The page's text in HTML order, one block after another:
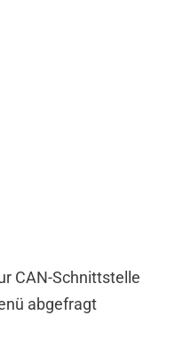
CAN-Schnittstelle
abgefragt